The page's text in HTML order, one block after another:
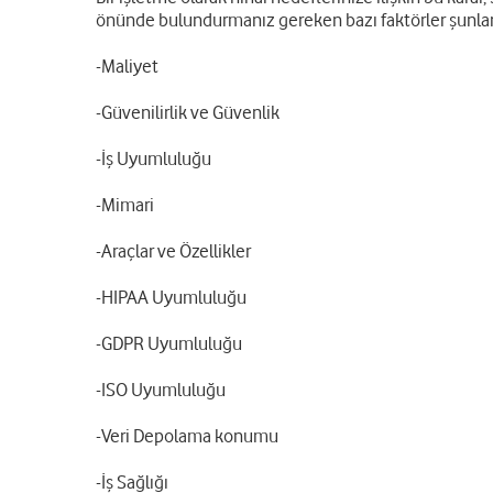
önünde bulundurmanız gereken bazı faktörler
-Maliyet
-Güvenilirlik ve Güvenlik
-İş Uyumluluğu
-Mimari
-Araçlar ve Özellikler
-HIPAA Uyumluluğu
-GDPR Uyumluluğu
-ISO Uyumluluğu
-Veri Depolama konumu
-İş Sağlığı